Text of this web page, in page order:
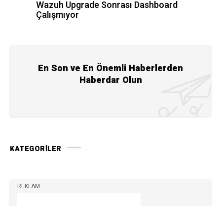
Wazuh Upgrade Sonrası Dashboard
Çalışmıyor
En Son ve En Önemli Haberlerden
Haberdar Olun
KATEGORILER
REKLAM